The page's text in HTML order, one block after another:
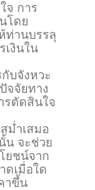
จ การ
โดย
ท่านบรรลุ
เงินใน
บจังหวะ
จจัยทาง
ตัดสินใจ
ม่ำเสมอ
น จะช่วย
ยชน์จาก
ดเมื่อใด
าขึ้น